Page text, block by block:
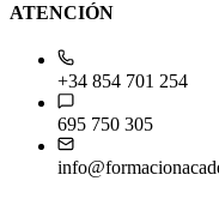
ATENCIÓN
+34 854 701 254
695 750 305